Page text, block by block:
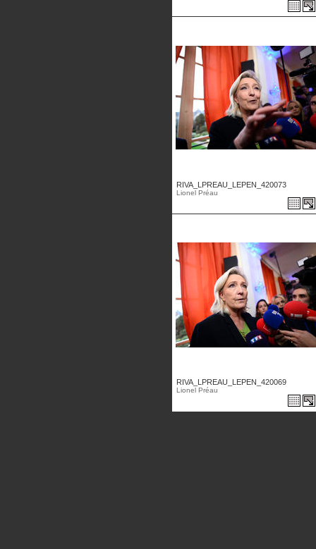
RIVA_LPREAU_LEPEN_420073
Lionel Préau
RIVA_LPREAU_LEPEN_420069
Lionel Préau